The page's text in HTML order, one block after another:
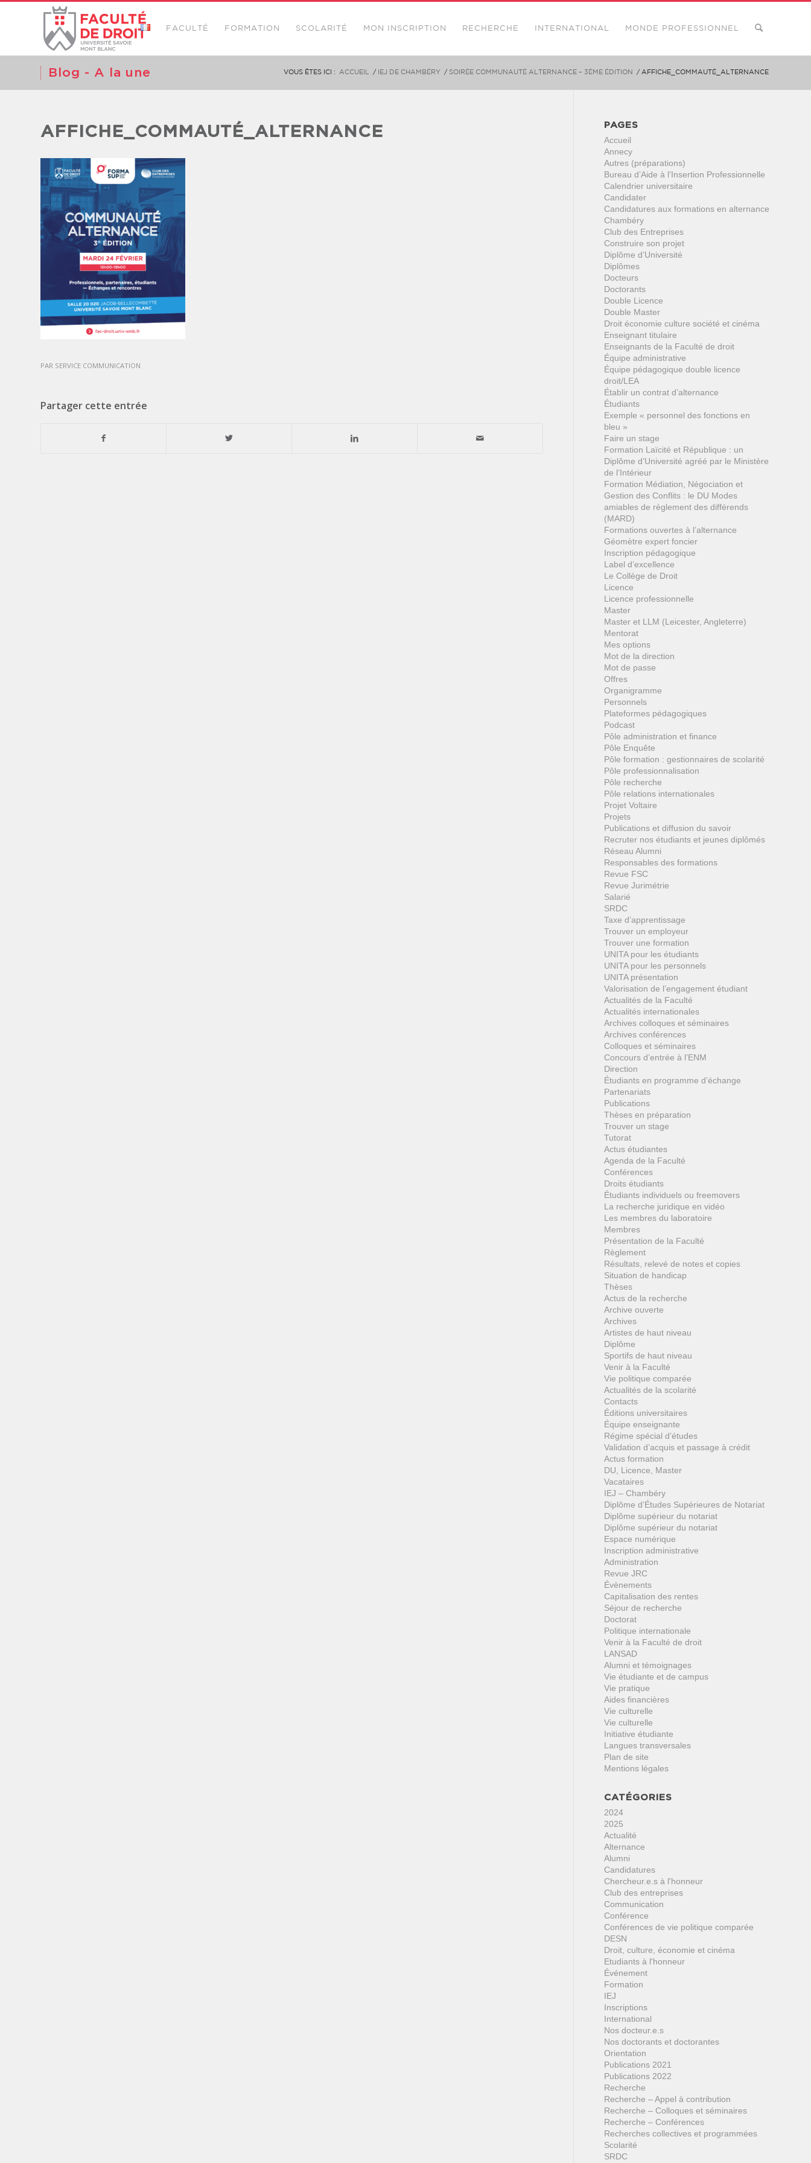
FACULTÉ FORMATION SCOLARITÉ MON INSCRIPTION RECHERCHE INTERNATIONAL MONDE PROFESSIONNEL
Blog - A la une VOUS ÊTES ICI : ACCUEIL / IEJ DE CHAMBÉRY / SOIRÉE COMMUNAUTÉ ALTERNANCE – 3ÈME ÉDITION / AFFICHE_COMMAUTÉ_ALTERNANCE
AFFICHE_COMMAUTÉ_ALTERNANCE
PAR SERVICE COMMUNICATION
Partager cette entrée
PAGES
Accueil
Annecy
Autres (préparations)
Bureau d’Aide à l’Insertion Professionnelle
Calendrier universitaire
Candidater
Candidatures aux formations en alternance
Chambéry
Club des Entreprises
Construire son projet
Diplôme d’Université
Diplômes
Docteurs
Doctorants
Double Licence
Double Master
Droit économie culture société et cinéma
Enseignant titulaire
Enseignants de la Faculté de droit
Équipe administrative
Équipe pédagogique double licence
droit/LEA
Établir un contrat d’alternance
Étudiants
Exemple « personnel des fonctions en
bleu »
Faire un stage
Formation Laïcité et République : un
Diplôme d’Université agréé par le Ministère
de l’Intérieur
Formation Médiation, Négociation et
Gestion des Conflits : le DU Modes
amiables de règlement des différends
(MARD)
Formations ouvertes à l’alternance
Géomètre expert foncier
Inscription pédagogique
Label d’excellence
Le Collège de Droit
Licence
Licence professionnelle
Master
Master et LLM (Leicester, Angleterre)
Mentorat
Mes options
Mot de la direction
Mot de passe
Offres
Organigramme
Personnels
Plateformes pédagogiques
Podcast
Pôle administration et finance
Pôle Enquête
Pôle formation : gestionnaires de scolarité
Pôle professionnalisation
Pôle recherche
Pôle relations internationales
Projet Voltaire
Projets
Publications et diffusion du savoir
Recruter nos étudiants et jeunes diplômés
Réseau Alumni
Responsables des formations
Revue FSC
Revue Jurimétrie
Salarié
SRDC
Taxe d’apprentissage
Trouver un employeur
Trouver une formation
UNITA pour les étudiants
UNITA pour les personnels
UNITA présentation
Valorisation de l’engagement étudiant
Actualités de la Faculté
Actualités internationales
Archives colloques et séminaires
Archives conférences
Colloques et séminaires
Concours d’entrée à l’ENM
Direction
Étudiants en programme d’échange
Partenariats
Publications
Thèses en préparation
Trouver un stage
Tutorat
Actus étudiantes
Agenda de la Faculté
Conférences
Droits étudiants
Étudiants individuels ou freemovers
La recherche juridique en vidéo
Les membres du laboratoire
Membres
Présentation de la Faculté
Règlement
Résultats, relevé de notes et copies
Situation de handicap
Thèses
Actus de la recherche
Archive ouverte
Archives
Artistes de haut niveau
Diplôme
Sportifs de haut niveau
Venir à la Faculté
Vie politique comparée
Actualités de la scolarité
Contacts
Éditions universitaires
Équipe enseignante
Régime spécial d’études
Validation d’acquis et passage à crédit
Actus formation
DU, Licence, Master
Vacataires
IEJ – Chambéry
Diplôme d’Études Supérieures de Notariat
Diplôme supérieur du notariat
Diplôme supérieur du notariat
Espace numérique
Inscription administrative
Administration
Revue JRC
Évènements
Capitalisation des rentes
Séjour de recherche
Doctorat
Politique internationale
Venir à la Faculté de droit
LANSAD
Alumni et témoignages
Vie étudiante et de campus
Vie pratique
Aides financières
Vie culturelle
Vie culturelle
Initiative étudiante
Langues transversales
Plan de site
Mentions légales
CATÉGORIES
2024
2025
Actualité
Alternance
Alumni
Candidatures
Chercheur.e.s à l'honneur
Club des entreprises
Communication
Conférence
Conférences de vie politique comparée
DESN
Droit, culture, économie et cinéma
Etudiants à l'honneur
Événement
Formation
IEJ
Inscriptions
International
Nos docteur.e.s
Nos doctorants et doctorantes
Orientation
Publications 2021
Publications 2022
Recherche
Recherche – Appel à contribution
Recherche – Colloques et séminaires
Recherche – Conférences
Recherches collectives et programmées
Scolarité
SRDC